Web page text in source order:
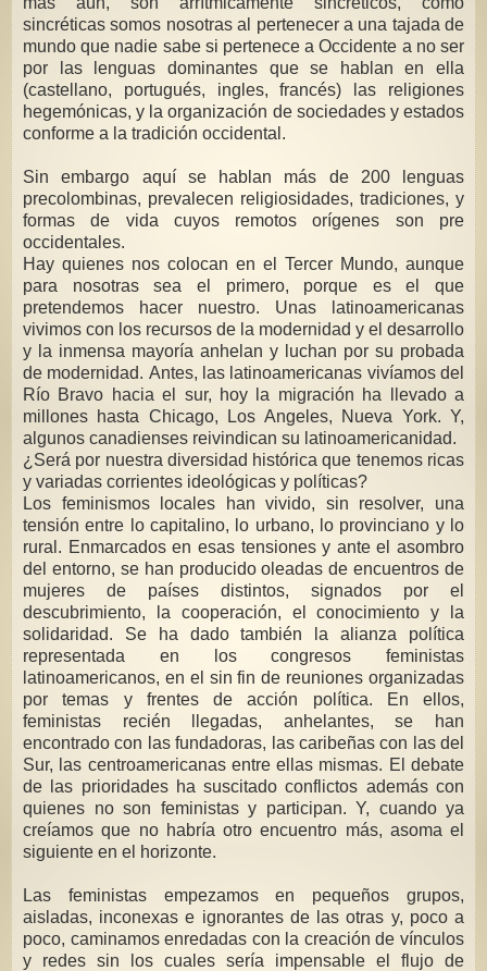
sincréticas somos nosotras al pertenecer a una tajada de
mundo que nadie sabe si pertenece a Occidente a no ser
por las lenguas dominantes que se hablan en ella
(castellano, portugués, ingles, francés) las religiones
hegemónicas, y la organización de sociedades y estados
conforme a la tradición occidental.
Sin embargo aquí se hablan más de 200 lenguas
precolombinas, prevalecen religiosidades, tradiciones, y
formas de vida cuyos remotos orígenes son pre
occidentales.
Hay quienes nos colocan en el Tercer Mundo, aunque
para nosotras sea el primero, porque es el que
pretendemos hacer nuestro. Unas latinoamericanas
vivimos con los recursos de la modernidad y el desarrollo
y la inmensa mayoría anhelan y luchan por su probada
de modernidad. Antes, las latinoamericanas vivíamos del
Río Bravo hacia el sur, hoy la migración ha llevado a
millones hasta Chicago, Los Angeles, Nueva York. Y,
algunos canadienses reivindican su latinoamericanidad.
¿Será por nuestra diversidad histórica que tenemos ricas
y variadas corrientes ideológicas y políticas?
Los feminismos locales han vivido, sin resolver, una
tensión entre lo capitalino, lo urbano, lo provinciano y lo
rural. Enmarcados en esas tensiones y ante el asombro
del entorno, se han producido oleadas de encuentros de
mujeres de países distintos, signados por el
descubrimiento, la cooperación, el conocimiento y la
solidaridad. Se ha dado también la alianza política
representada en los congresos feministas
latinoamericanos, en el sin fin de reuniones organizadas
por temas y frentes de acción política. En ellos,
feministas recién llegadas, anhelantes, se han
encontrado con las fundadoras, las caribeñas con las del
Sur, las centroamericanas entre ellas mismas. El debate
de las prioridades ha suscitado conflictos además con
quienes no son feministas y participan. Y, cuando ya
creíamos que no habría otro encuentro más, asoma el
siguiente en el horizonte.
Las feministas empezamos en pequeños grupos,
aisladas, inconexas e ignorantes de las otras y, poco a
poco, caminamos enredadas con la creación de vínculos
y redes sin los cuales sería impensable el flujo de